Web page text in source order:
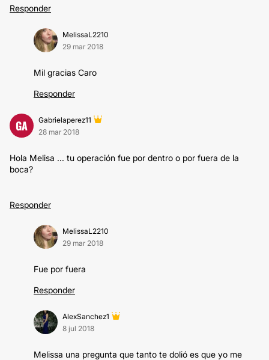
Responder
MelissaL2210
29 mar 2018
Mil gracias Caro
Responder
GA
Gabrielaperez11
28 mar 2018
Hola Melisa ... tu operación fue por dentro o por fuera de la
boca?
Responder
MelissaL2210
29 mar 2018
Fue por fuera
Responder
AlexSanchez1
8 jul 2018
Melissa una pregunta que tanto te dolió es que yo me